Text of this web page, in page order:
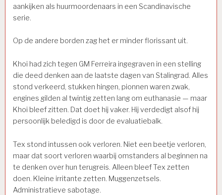
aankijken als huurmoordenaars in een Scandinavische
serie.
Op de andere borden zag het er minder florissant uit.
Khoi had zich tegen GM Ferreira ingegraven in een stelling
die deed denken aan de laatste dagen van Stalingrad. Alles
stond verkeerd, stukken hingen, pionnen waren zwak,
engines gilden al twintig zetten lang om euthanasie — maar
Khoi bleef zitten. Dat doet hij vaker. Hij verdedigt alsof hij
persoonlijk beledigd is door de evaluatiebalk.
Tex stond intussen ook verloren. Niet een beetje verloren,
maar dat soort verloren waarbij omstanders al beginnen na
te denken over hun terugreis. Alleen bleef Tex zetten
doen. Kleine irritante zetten. Muggenzetsels.
Administratieve sabotage.